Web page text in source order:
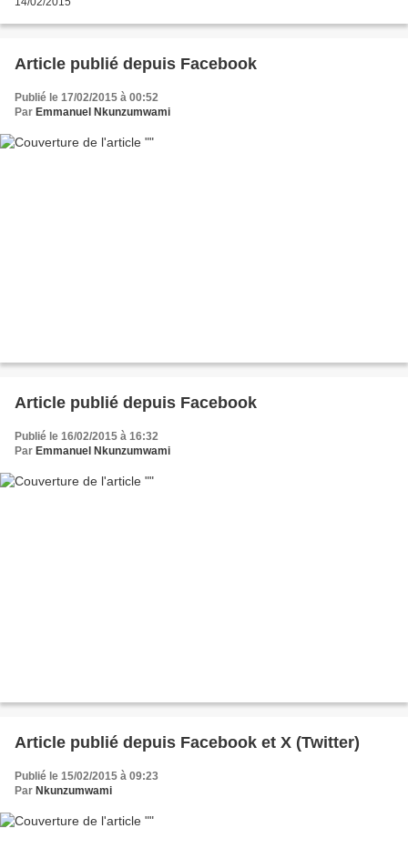
Article publié depuis Facebook
Publié le 17/02/2015 à 00:52
Par Emmanuel Nkunzumwami
Article publié depuis Facebook
Publié le 16/02/2015 à 16:32
Par Emmanuel Nkunzumwami
Article publié depuis Facebook et X (Twitter)
Publié le 15/02/2015 à 09:23
Par Nkunzumwami